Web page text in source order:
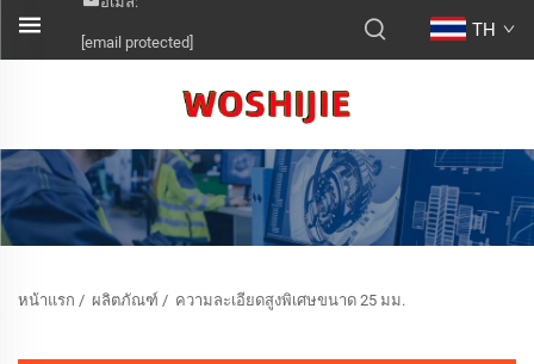
[email protected]
TH
หน้าแรก / ผลิตภัณฑ์ / ความละเอียดสูงพิเศษขนาด 25 มม.